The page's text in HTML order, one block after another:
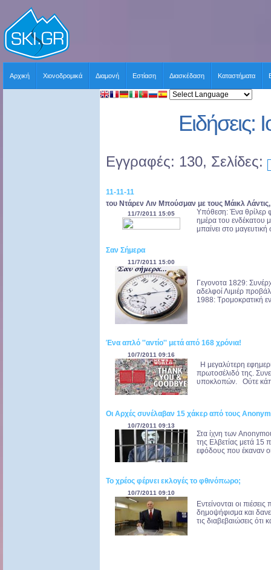
Αρχική Χιονοδρομικά Διαμονή Εστίαση Διασκέδαση Καταστήματα
Ειδήσεις:
Εγγραφές: 130, Σελίδες:
11-11-11
του Ντάρεν Λιν Μπούσμαν με τους Μάικλ Λάντις,
11/7/2011 15:05
Υπόθεση: Ένα θρίλερ
ημέρα του ενδέκατου
μπαίνει στο
Σαν Σήμερα
11/7/2011 15:00
Γεγονoτα 1829:
αδελφοί Λιμιέρ
1988: Τρομοκρατική
Ένα απλό ''αντίο'' μετά από 168 χρόνια!
10/7/2011 09:16
Η μεγαλύτερη
πρωτοσέλιδό της.
υποκλοπών. Ούτε
Οι Αρχές συνέλαβαν 15 χάκερ από τους
10/7/2011 09:13
Στα ίχνη των
της Ελβετίας μετά 15
εφόδους που έκαναν οι
Το χρέος φέρνει εκλογές το φθινόπωρο;
10/7/2011 09:10
Εντείνονται οι
δημοψήφισμα και
τις διαβεβαιώσεις ότι